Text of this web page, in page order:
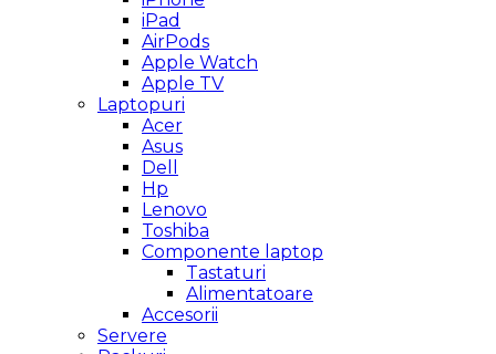
iPad
AirPods
Apple Watch
Apple TV
Laptopuri
Acer
Asus
Dell
Hp
Lenovo
Toshiba
Componente laptop
Tastaturi
Alimentatoare
Accesorii
Servere